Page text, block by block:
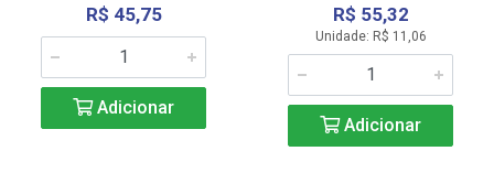
R$ 45,75
Adicionar
R$ 55,32
Unidade: R$ 11,06
Adicionar